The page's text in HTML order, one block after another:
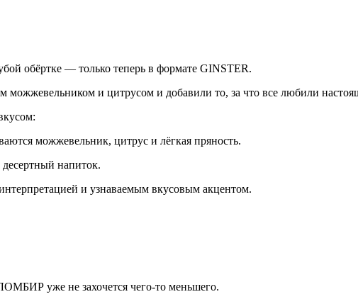
обёртке — только теперь в формате GINSTER.
можжевельником и цитрусом и добавили то, за что все любили
можжевельник, цитрус и лёгкая пряность.
напиток.
и узнаваемым вкусовым акцентом.
уже не захочется чего-то меньшего.